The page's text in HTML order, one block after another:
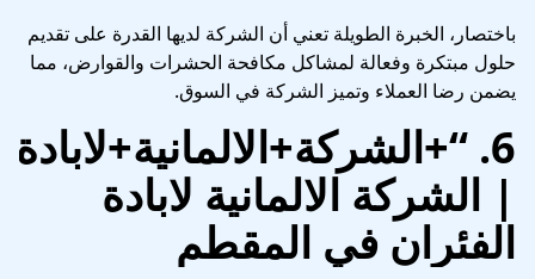
باختصار، الخبرة الطويلة تعني أن الشركة لديها القدرة على تقديم
حلول مبتكرة وفعالة لمشاكل مكافحة الحشرات والقوارض، مما
يضمن رضا العملاء وتميز الشركة في السوق.
6.
| الشركة الالمانية لابادة
الفئران في المقطم